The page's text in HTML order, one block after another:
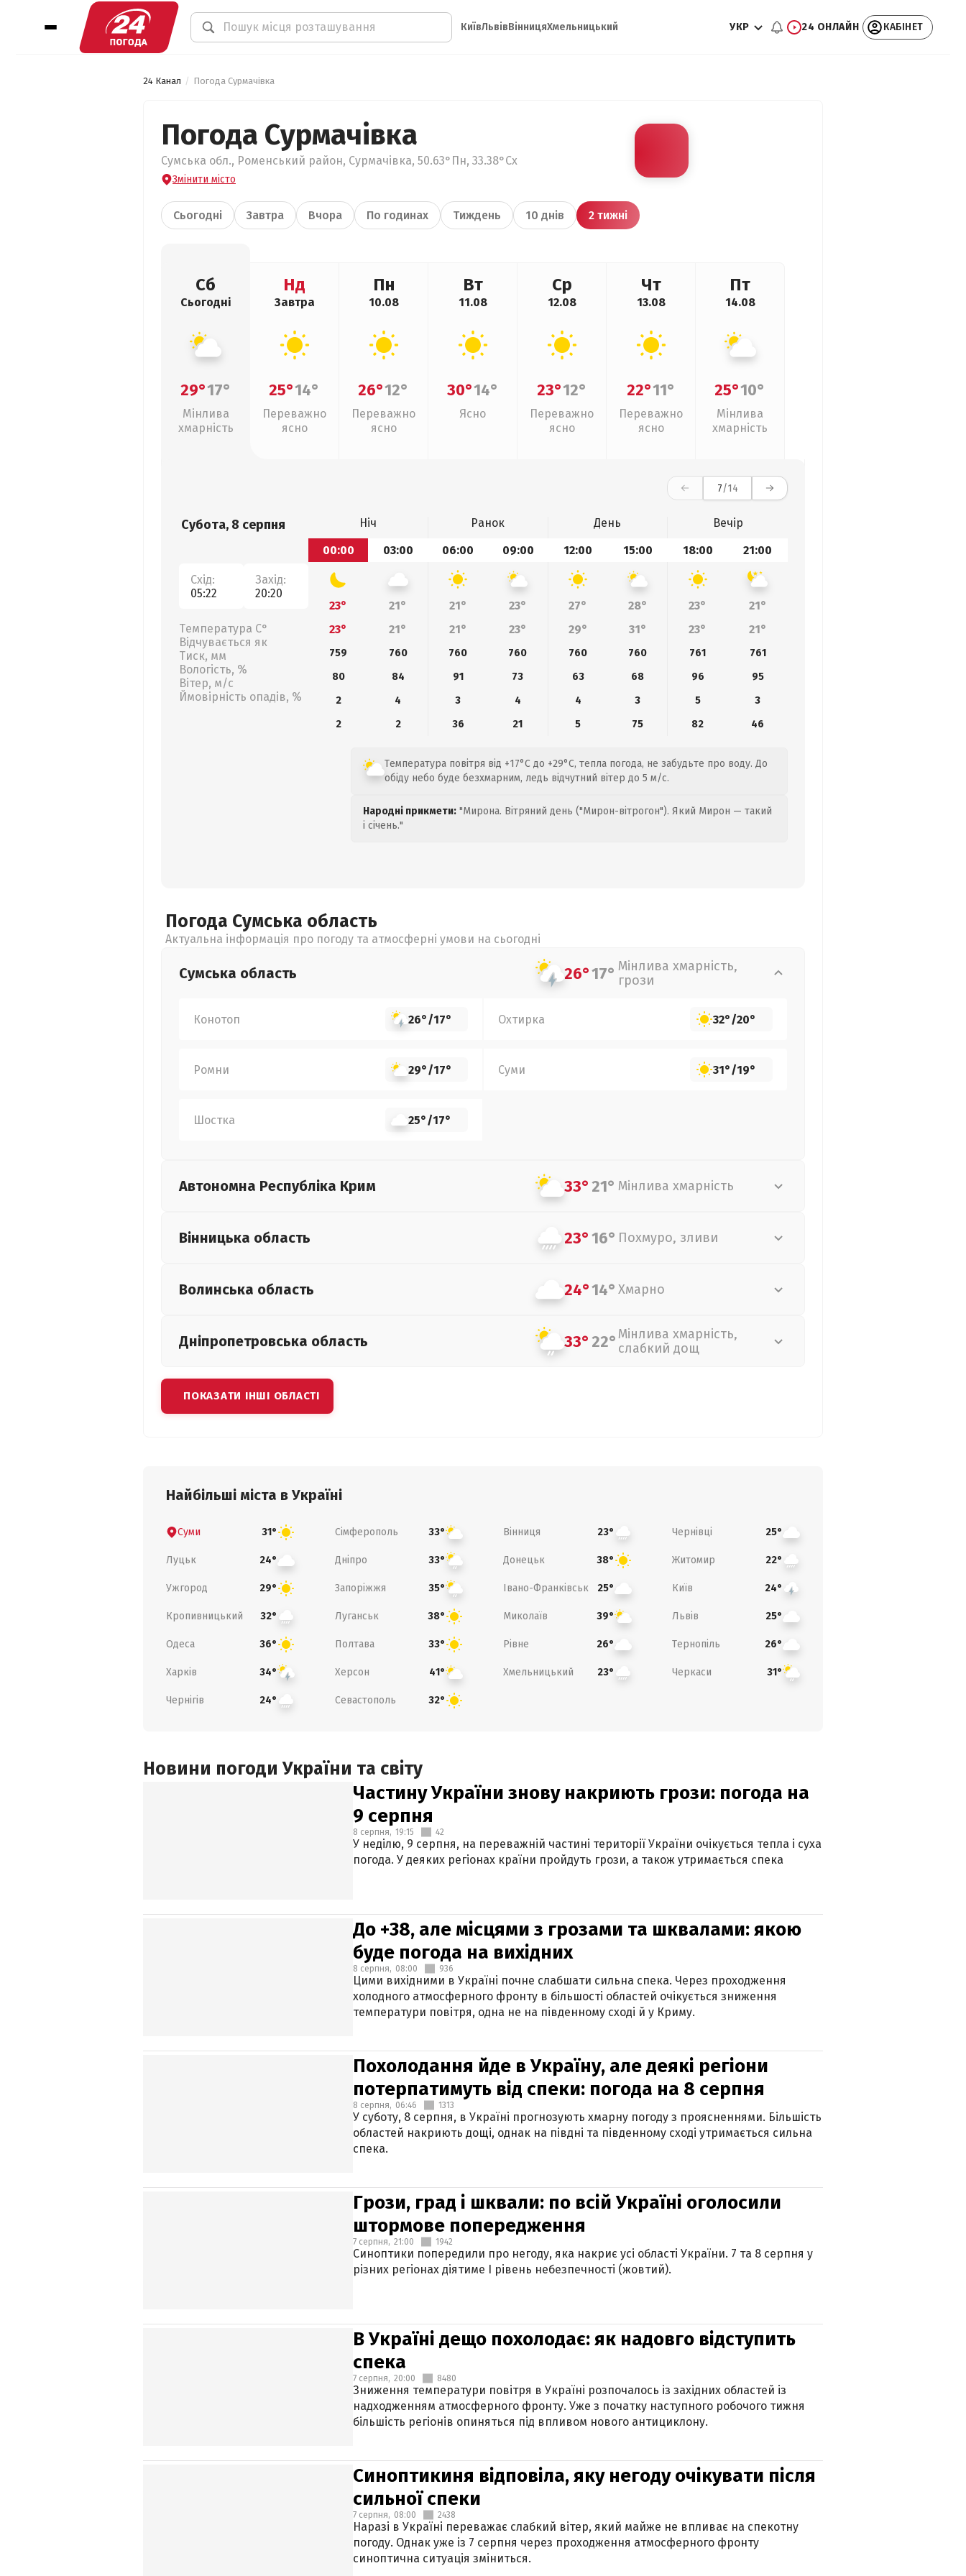
КиївЛьвівВінницяХмельницький УКР 24 ОНЛАЙН КАБІНЕТ
24 Канал Погода Сурмачівка
Погода Сурмачівка
Сумська обл., Роменський район, Сурмачівка, 50.63°Пн, 33.38°Сх
Змінити місто
Сьогодні Завтра Вчора По годинах Тиждень 10 днів 2 тижні
Сб
Сьогодні
29°17°
Мінлива
хмарність
Нд
Завтра
25°14°
Переважно
ясно
Пн
10.08
26°12°
Переважно
ясно
Вт
11.08
30°14°
Ясно
Ср
12.08
23°12°
Переважно
ясно
Чт
13.08
22°11°
Переважно
ясно
Пт
14.08
25°10°
Мінлива
хмарність
7/14
Субота, 8 серпня
Схід:
05:22
Захід:
20:20
Температура С°
Відчувається як
Тиск, мм
Вологість, %
Вітер, м/с
Ймовірність опадів, %
Ніч Ранок День
Вечір
00:00
03:00 06:00 09:00 12:00 15:00 18:00 21:00
23° 21° 21° 23° 27° 28° 23°
21°
23°
21° 21° 23° 29° 31° 23° 21°
759 760 760 760 760 760 761
761
80
84 91 73 63 68 96
95
2
4 3 4 4 3 5
3
2
2 36 21 5 75 82 46
Температура повітря від +17°C до +29°C, тепла погода, не забудьте про воду. До
обіду небо буде безхмарним, ледь відчутний вітер до 5 м/с.
Народні прикмети: "Мирона. Вітряний день ("Мирон-вітрогон"). Який Мирон — такий
і січень."
Погода Сумська область
Актуальна інформація про погоду та атмосферні умови на сьогодні
Сумська область 26°17° Мінлива хмарність,
грози
Конотоп 26°/17° Охтирка 32°/20°
Ромни 29°/17° Суми 31°/19°
Шостка 25°/17°
Автономна Республіка Крим 33°21° Мінлива хмарність
Вінницька область 23°16° Похмуро, зливи
Волинська область 24°14° Хмарно
Дніпропетровська область 33°22°Мінлива хмарність,
слабкий дощ
ПОКАЗАТИ ІНШІ ОБЛАСТІ
Найбільші міста в Україні
Суми 31° Сімферополь 33° Вінниця 23° Чернівці 25°
Луцьк 24° Дніпро 33° Донецьк 38° Житомир 22°
Ужгород 29° Запоріжжя 35° Івано-Франківськ 25° Київ 24°
Кропивницький 32° Луганськ 38° Миколаїв 39° Львів 25°
Одеса 36° Полтава 33° Рівне 26° Тернопіль 26°
Харків 34° Херсон 41° Хмельницький 23° Черкаси 31°
Чернігів 24° Севастополь 32°
Новини погоди України та світу
Частину України знову накриють грози: погода на
9 серпня
8 серпня, 19:15 42
У неділю, 9 серпня, на переважній частині території України очікується тепла і суха
погода. У деяких регіонах країни пройдуть грози, а також утримається спека
До +38, але місцями з грозами та шквалами: якою
буде погода на вихідних
8 серпня, 08:00 936
Цими вихідними в Україні почне слабшати сильна спека. Через проходження
холодного атмосферного фронту в більшості областей очікується зниження
температури повітря, одна не на південному сході й у Криму.
Похолодання йде в Україну, але деякі регіони
потерпатимуть від спеки: погода на 8 серпня
8 серпня, 06:46 1313
У суботу, 8 серпня, в Україні прогнозують хмарну погоду з проясненнями. Більшість
областей накриють дощі, однак на півдні та південному сході утримається сильна
спека.
Грози, град і шквали: по всій Україні оголосили
штормове попередження
7 серпня, 21:00 1942
Синоптики попередили про негоду, яка накриє усі області України. 7 та 8 серпня у
різних регіонах діятиме І рівень небезпечності (жовтий).
В Україні дещо похолодає: як надовго відступить
спека
7 серпня, 20:00 8480
Зниження температури повітря в Україні розпочалось із західних областей із
надходженням атмосферного фронту. Уже з початку наступного робочого тижня
більшість регіонів опиняться під впливом нового антициклону.
Синоптикиня відповіла, яку негоду очікувати після
сильної спеки
7 серпня, 08:00 2438
Наразі в Україні переважає слабкий вітер, який майже не впливає на спекотну
погоду. Однак уже із 7 серпня через проходження атмосферного фронту
синоптична ситуація зміниться.